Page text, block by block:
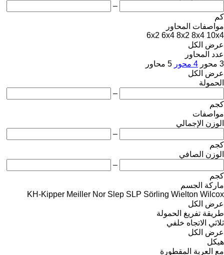
–
كم
مواصفات المحاور
6x2 6x4 8x2 8x4 10x4
عرض الكل
عدد المحاور
3 محور
4 محور
5 محاور
عرض الكل
الحمولة
–
كجم
مواصفات
الوزن الإجمالي
–
كجم
الوزن الصافي
–
كجم
ماركة الجسم
KH-Kipper Meiller Nor Slep SLP Sörling Wielton Wilcox
عرض الكل
طريقة تفريغ الحمولة
ثلاثي الاتجاه خلفي
عرض الكل
هيكل
مع العربة المقطورة